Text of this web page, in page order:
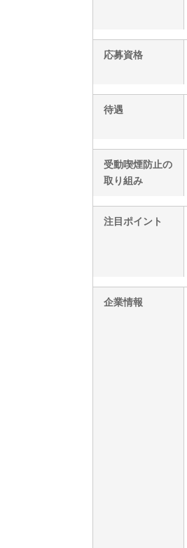
応募資格
待遇
受動喫煙防止の
取り組み
注目ポイント
企業情報